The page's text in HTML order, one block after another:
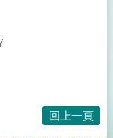
回上一頁